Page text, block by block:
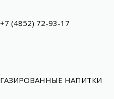
+7 (4852) 72-93-17
ГАЗИРОВАННЫЕ НАПИТКИ